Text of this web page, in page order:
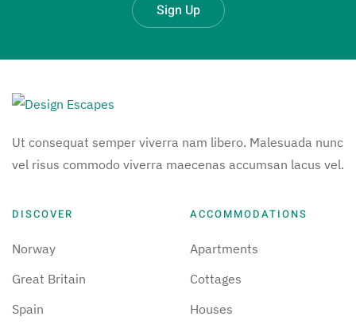
Sign Up
Ut consequat semper viverra nam libero. Malesuada nunc
vel risus commodo viverra maecenas accumsan lacus vel.
DISCOVER
Norway
Great Britain
Spain
ACCOMMODATIONS
Apartments
Cottages
Houses